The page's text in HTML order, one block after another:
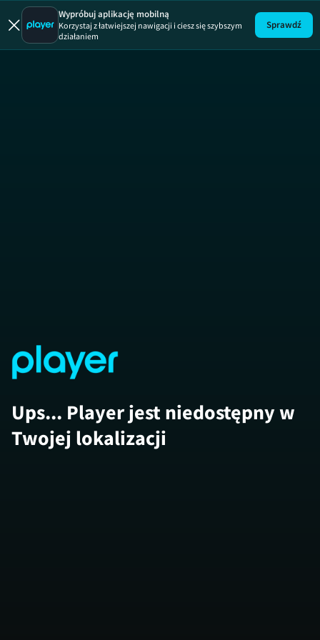
Maja w
Wypróbuj aplikację mobilną
Korzystaj z łatwiejszej nawigacji i ciesz się szybszym
działaniem
Sprawdź
Ups... Player jest niedostępny w
Twojej lokalizacji